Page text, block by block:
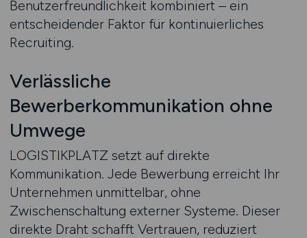
Benutzerfreundlichkeit kombiniert – ein
entscheidender Faktor für kontinuierliches
Recruiting.
Verlässliche
Bewerberkommunikation ohne
Umwege
LOGISTIKPLATZ setzt auf direkte
Kommunikation. Jede Bewerbung erreicht Ihr
Unternehmen unmittelbar, ohne
Zwischenschaltung externer Systeme. Dieser
direkte Draht schafft Vertrauen, reduziert